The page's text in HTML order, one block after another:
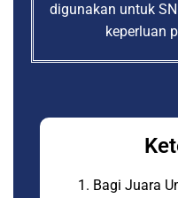
digunakan untuk
keperluan
Bagi Juara